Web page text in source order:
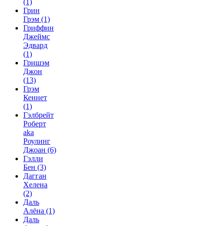
(1)
Грин
Грэм (1)
Гриффин
Джеймс
Эдвард
(1)
Гришэм
Джон
(13)
Грэм
Кеннет
(1)
Гэлбрейт
Роберт
aka
Роулинг
Джоан (6)
Гэлли
Бен (3)
Дагган
Хелена
(2)
Даль
Алёна (1)
Даль